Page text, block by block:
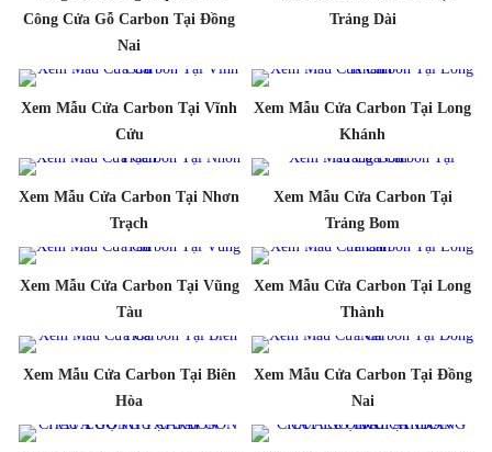
Công Cửa Gỗ Carbon Tại Đồng
Nai
Trảng Dài
Xem Mẫu Cửa Carbon Tại Vĩnh
Cửu
Xem Mẫu Cửa Carbon Tại Long
Khánh
Xem Mẫu Cửa Carbon Tại Nhơn
Trạch
Xem Mẫu Cửa Carbon Tại
Trảng Bom
Xem Mẫu Cửa Carbon Tại Vũng
Tàu
Xem Mẫu Cửa Carbon Tại Long
Thành
Xem Mẫu Cửa Carbon Tại Biên
Hòa
Xem Mẫu Cửa Carbon Tại Đồng
Nai